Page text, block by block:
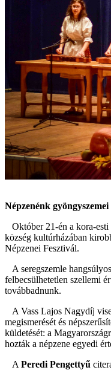
Népzenénk
Október 21-én a kora-esti
község kultúrházában
Népzenei Fesztivál.
A seregszemle
felbecsülhetetlen szellemi
továbbadnunk.
A Vass Lajos Nagydíj
megismerését és
küldetését: a
hozták a népzene egyedi
A Peredi Pengettyű